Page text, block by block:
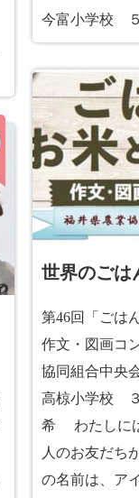
今富小学校
世界のごは
第46回「ごは
作文・図画コ
協同組合中央
高椋小学
希 わたしに
人のお友だち
の名前は、ア